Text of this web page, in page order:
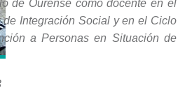
de Ourense como docente en el
de Integración Social y en el Ciclo
a Personas en Situación de